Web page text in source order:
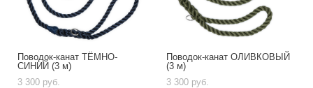
Поводок-канат ТЁМНО-
СИНИЙ (3 м)
3 300 pуб.
Поводок-канат ОЛИВКОВЫЙ
(3 м)
3 300 pуб.